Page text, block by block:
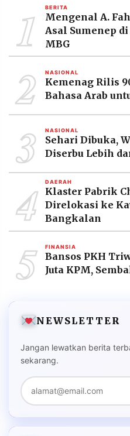
Resolusi.co
PT.
RESOLUSI
MEDIA
1 BERITA
Mengenal A.
Asal Sumenep
MBG
2 NASIONAL
Kemenag Rilis
Bahasa Arab
3 NASIONAL
Sehari Dibuka,
Diserbu Lebih
4 DAERAH
Klaster Pabrik
Direlokasi ke
Bangkalan
5 FINANSIA
Bansos PKH
Juta KPM,
NEWSLETTER
Jangan lewatkan berita
sekarang.